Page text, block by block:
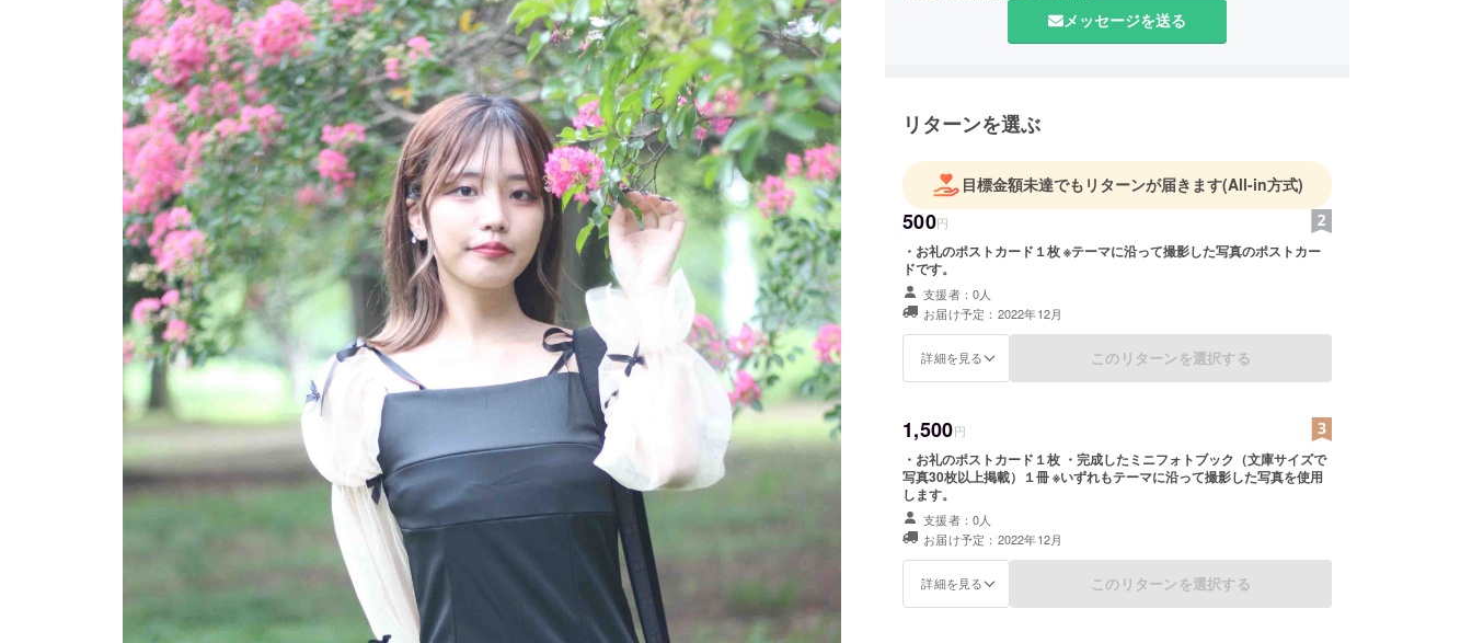
メッセージを送る
リターンを選ぶ
目標金額未達でもリターンが届きます(All-in方式)
500円
・お礼のポストカード１枚 ※テーマに沿って撮影した写真のポストカー
ドです。
支援者：0人
お届け予定：2022年12月
詳細を見る このリターンを選択する
1,500円
・お礼のポストカード１枚 ・完成したミニフォトブック（文庫サイズで
写真30枚以上掲載）１冊 ※いずれもテーマに沿って撮影した写真を使用
します。
支援者：0人
お届け予定：2022年12月
詳細を見る このリターンを選択する